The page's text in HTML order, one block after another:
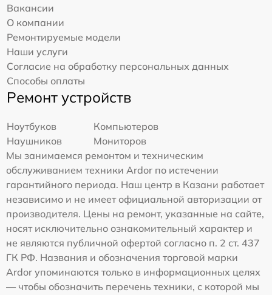
Вакансии
О компании
Ремонтируемые модели
Наши услуги
Согласие на обработку персональных данных
Способы оплаты
Ремонт устройств
Ноутбуков
Компьютеров
Наушников
Мониторов
Мы занимаемся ремонтом и техническим
обслуживанием техники Ardor по истечении
гарантийного периода. Наш центр в Казани работает
независимо и не имеет официальной авторизации от
производителя. Цены на ремонт, указанные на сайте,
носят исключительно ознакомительный характер и
не являются публичной офертой согласно п. 2 ст. 437
ГК РФ. Названия и обозначения торговой марки
Ardor упоминаются только в информационных целях
— чтобы обозначить перечень техники, с которой мы